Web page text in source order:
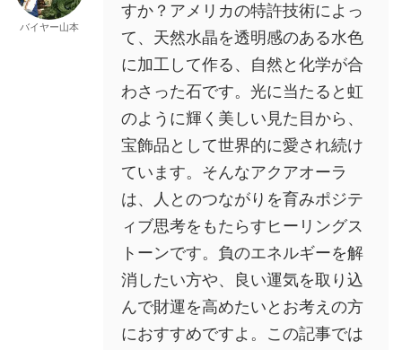
バイヤー山本
すか？アメリカの特許技術によっ
て、天然水晶を透明感のある水色
に加工して作る、自然と化学が合
わさった石です。光に当たると虹
のように輝く美しい見た目から、
宝飾品として世界的に愛され続け
ています。そんなアクアオーラ
は、人とのつながりを育みポジテ
ィブ思考をもたらすヒーリングス
トーンです。負のエネルギーを解
消したい方や、良い運気を取り込
んで財運を高めたいとお考えの方
におすすめですよ。この記事では